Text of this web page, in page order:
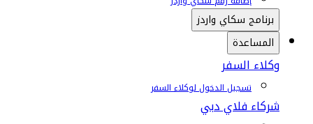
برنامج سكاي واردز
المساعدة
وكلاء السفر
تسجيل الدخول لوكلاء السفر
شركاء فلاي دبي